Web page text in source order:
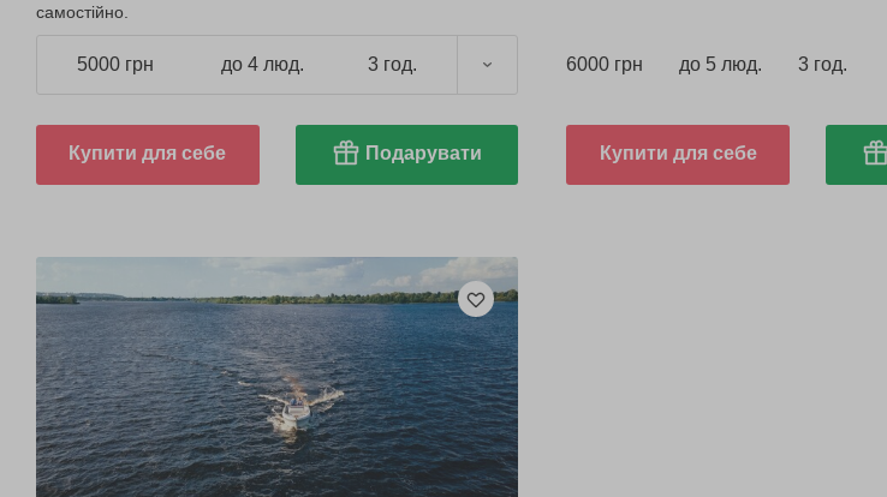
самостійно.
5000 грн до 4 люд. 3 год.
Купити для себе Подарувати
6000 грн до 5 люд. 3 год.
Купити для себе